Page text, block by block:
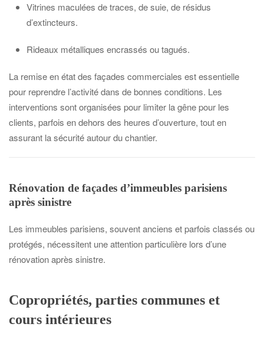
Vitrines maculées de traces, de suie, de résidus
d’extincteurs.
Rideaux métalliques encrassés ou tagués.
La remise en état des façades commerciales est essentielle
pour reprendre l’activité dans de bonnes conditions. Les
interventions sont organisées pour limiter la gêne pour les
clients, parfois en dehors des heures d’ouverture, tout en
assurant la sécurité autour du chantier.
Rénovation de façades d’immeubles parisiens
après sinistre
Les immeubles parisiens, souvent anciens et parfois classés ou
protégés, nécessitent une attention particulière lors d’une
rénovation après sinistre.
Copropriétés, parties communes et
cours intérieures